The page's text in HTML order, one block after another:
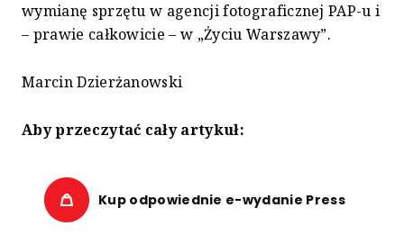
wymianę sprzętu w agencji fotograficznej PAP-u i
– prawie całkowicie – w „Życiu Warszawy”.
Marcin Dzierżanowski
Aby przeczytać cały artykuł:
Kup odpowiednie e-wydanie Press